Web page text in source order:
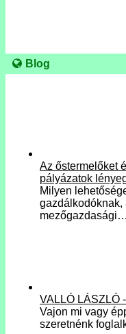
Blog
Az őstermelőket
pályázatok
Milyen
gazdálkodóknak,
mezőgazdasági…
VALLÓ LÁSZLÓ
Vajon mi vagy
szeretnénk